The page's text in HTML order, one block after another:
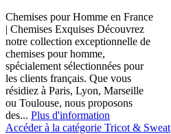
Chemises pour Homme en France
| Chemises Exquises Découvrez
notre collection exceptionnelle de
chemises pour homme,
spécialement sélectionnées pour
les clients français. Que vous
résidiez à Paris, Lyon, Marseille
ou Toulouse, nous proposons
des... Plus d'information
Accéder à la catégorie Tricot & Sweat